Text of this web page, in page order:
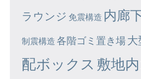
ラウンジ 免震構造 内廊
制震構造 各階ゴミ置き場大
配ボックス 敷地